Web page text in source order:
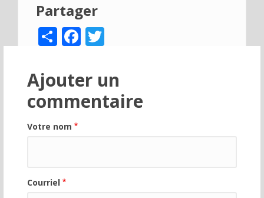
Partager
ShareFacebook
Ajouter un
commentaire
Votre nom
Courriel